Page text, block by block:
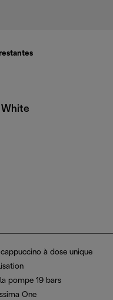
à dose unique
pompe 19 bars
One